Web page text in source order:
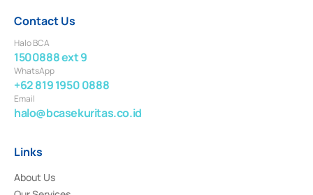
Contact Us
Halo BCA
1500888 ext 9
WhatsApp
+62 819 1950 0888
Email
halo@bcasekuritas.co.id
Links
About Us